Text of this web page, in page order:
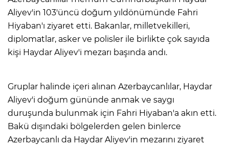
Aliyev'in 103'üncü doğum yıldönümünde Fahri
Hiyaban'ı ziyaret etti. Bakanlar, milletvekilleri,
diplomatlar, asker ve polisler ile birlikte çok sayıda
kişi Haydar Aliyev'i mezarı başında andı.
Gruplar halinde içeri alınan Azerbaycanlılar, Haydar
Aliyev'i doğum gününde anmak ve saygı
duruşunda bulunmak için Fahri Hiyaban'a akın etti.
Bakü dışındaki bölgelerden gelen binlerce
Azerbaycanlı da Haydar Aliyev'in mezarını ziyaret